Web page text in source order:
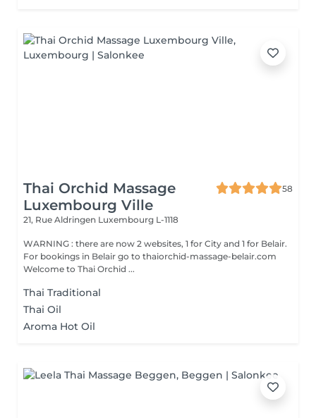
Thai Orchid Massage
Luxembourg Ville
58
21, Rue Aldringen Luxembourg L-1118
WARNING : there are now 2 websites, 1 for City and 1 for Belair.
For bookings in Belair go to thaiorchid-massage-belair.com
Welcome to Thai Orchid ...
Thai Traditional
Thai Oil
Aroma Hot Oil